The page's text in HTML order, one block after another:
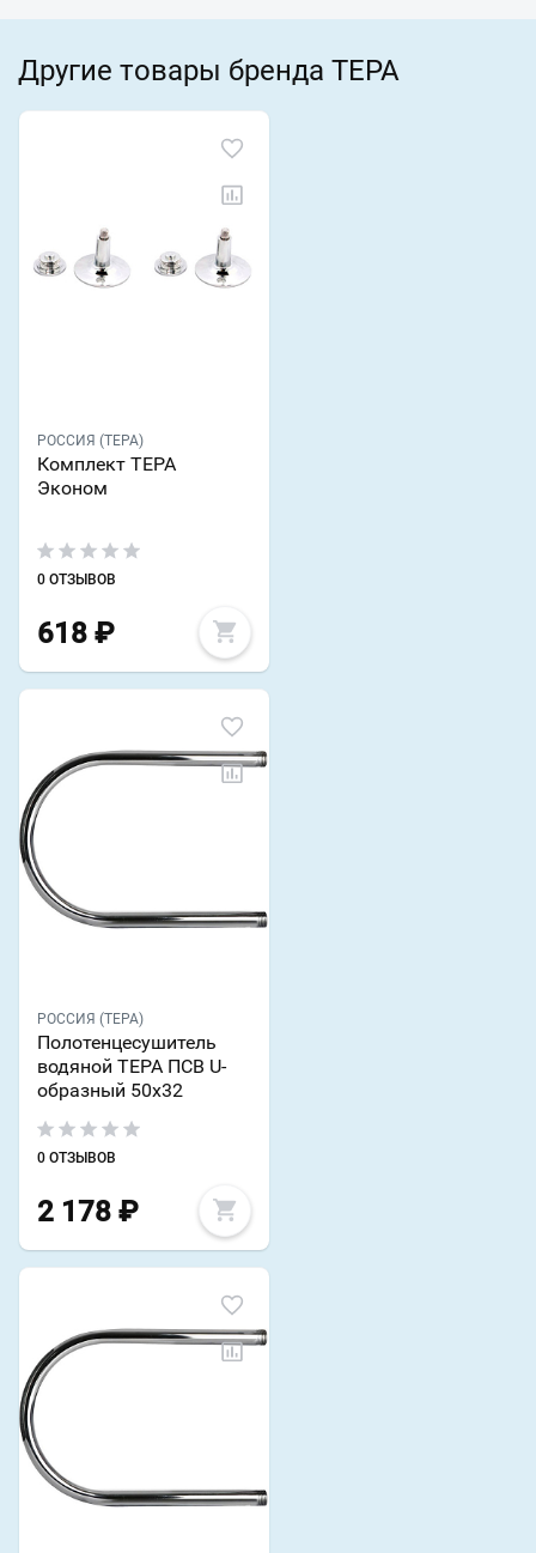
Другие товары бренда ТЕРА
РОССИЯ (ТЕРА)
Комплект ТЕРА
Эконом
0 ОТЗЫВОВ
618 ₽
РОССИЯ (ТЕРА)
Полотенцесушитель
водяной ТЕРА ПСВ U-
образный 50х32
0 ОТЗЫВОВ
2 178 ₽